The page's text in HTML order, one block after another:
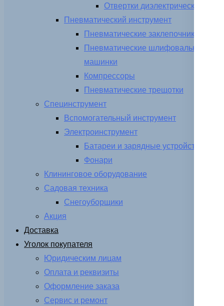
Отвертки диэлектрические
Пневматический инструмент
Пневматические заклепочники
Пневматические шлифовальные
машинки
Компрессоры
Пневматические трещотки
Специнструмент
Вспомогательный инструмент
Электроинструмент
Батареи и зарядные устройства
Фонари
Клининговое оборудование
Садовая техника
Снегоуборщики
Акция
Доставка
Уголок покупателя
Юридическим лицам
Оплата и реквизиты
Оформление заказа
Сервис и ремонт